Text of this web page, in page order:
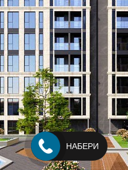
НАБЕРИ